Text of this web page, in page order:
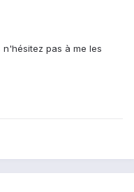
pas à me les